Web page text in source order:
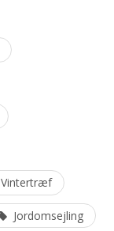
Vintertræf
Jordomsejling